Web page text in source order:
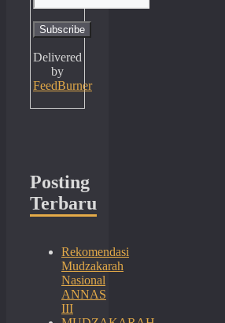
Delivered
by
FeedBurner
Posting
Terbaru
Rekomendasi
Mudzakarah
Nasional
ANNAS
III